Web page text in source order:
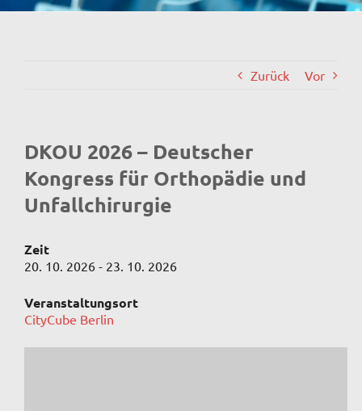
Zurück Vor
DKOU 2026 – Deutscher
Kongress für Orthopädie und
Unfallchirurgie
Zeit
20. 10. 2026 - 23. 10. 2026
Veranstaltungsort
CityCube Berlin